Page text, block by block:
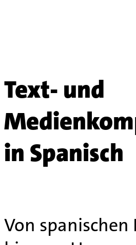
Text- und
in Spanisch
Von spanischen